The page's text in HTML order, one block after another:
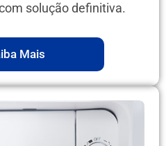
solução definitiva.
Mais